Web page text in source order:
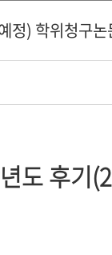
) 학위청구논
도 후기